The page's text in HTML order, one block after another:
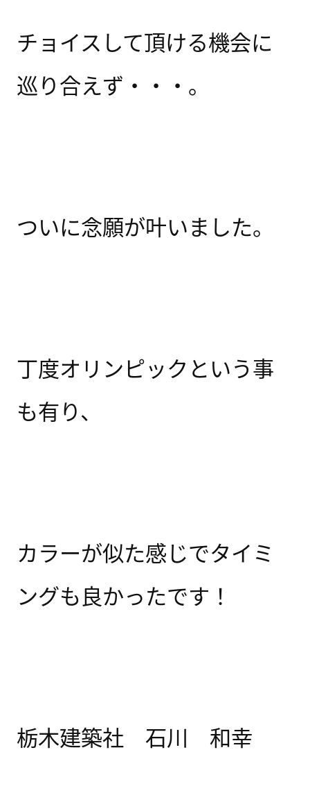
チョイスして頂ける機会に
巡り合えず・・・。
ついに念願が叶いました。
丁度オリンピックという事
も有り、
カラーが似た感じでタイミ
ングも良かったです！
栃木建築社 石川 和幸